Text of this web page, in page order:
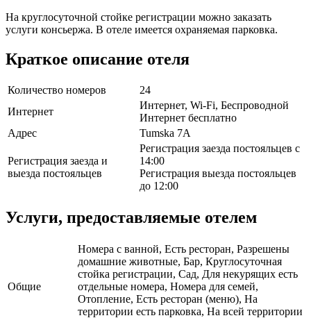
На круглосуточной стойке регистрации можно заказать
услуги консьержа. В отеле имеется охраняемая парковка.
Краткое описание отеля
Количество номеров
24
Интернет
Интернет, Wi-Fi, Беспроводной
Интернет бесплатно
Адрес
Tumska 7A
Регистрация заезда и
выезда постояльцев
Регистрация заезда постояльцев с
14:00
Регистрация выезда постояльцев
до 12:00
Услуги, предоставляемые отелем
Общие
Номера с ванной, Есть ресторан, Разрешены
домашние животные, Бар, Круглосуточная
стойка регистрации, Сад, Для некурящих есть
отдельные номера, Номера для семей,
Отопление, Есть ресторан (меню), На
территории есть парковка, На всей территории